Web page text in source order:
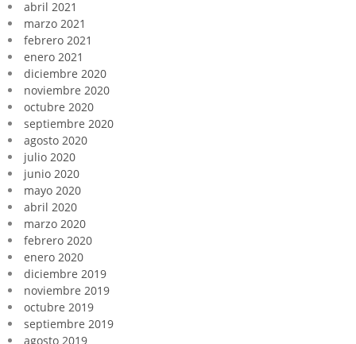
abril 2021
marzo 2021
febrero 2021
enero 2021
diciembre 2020
noviembre 2020
octubre 2020
septiembre 2020
agosto 2020
julio 2020
junio 2020
mayo 2020
abril 2020
marzo 2020
febrero 2020
enero 2020
diciembre 2019
noviembre 2019
octubre 2019
septiembre 2019
agosto 2019